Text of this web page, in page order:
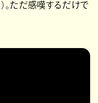
。ただ感嘆するだけで